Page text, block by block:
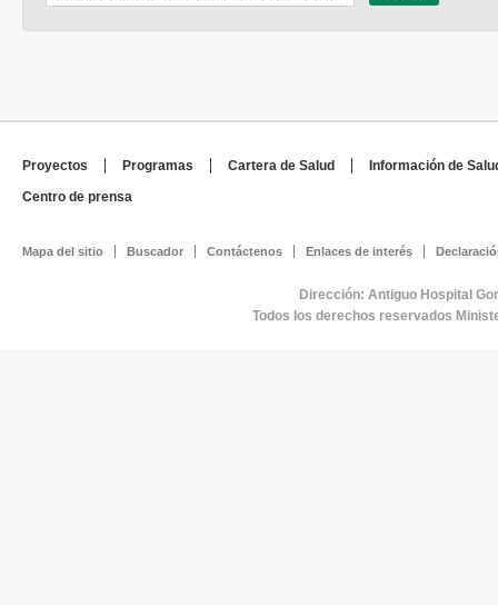
Proyectos Programas Cartera de Salud
Información de
Centro de prensa
Mapa del sitio Buscador Contáctenos Enlaces de interés
Dirección: Antiguo Hospital
Todos los derechos reservados